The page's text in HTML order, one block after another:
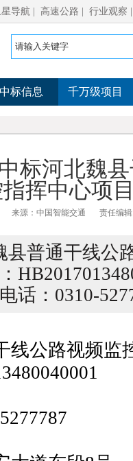
导航 高速公路 行业观察
中标信息 千万级项目
标河北魏
挥中心项
来源：中国智能交通 责任编辑
县普通干线公
话：0310-
线公路视频监